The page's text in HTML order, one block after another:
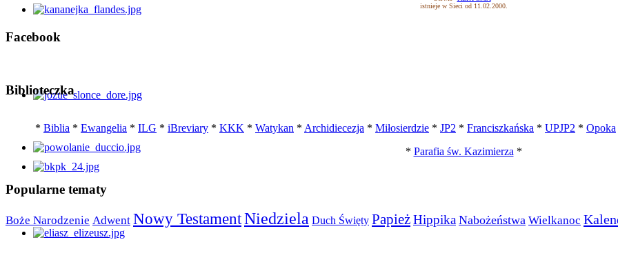
istnieje w Sieci od 11.02.2000.
Facebook
Biblioteczka
* Biblia * Ewangelia * ILG * iBreviary * KKK * Watykan * Archidiecezja * Miłosierdzie * JP2 * Franciszkańska * UPJP2 * Opoka
* Parafia św. Kazimierza *
Popularne tematy
Boże Narodzenie Adwent Nowy TestamentNiedziela Duch Święty PapieżHippika Nabożeństwa Wielkanoc